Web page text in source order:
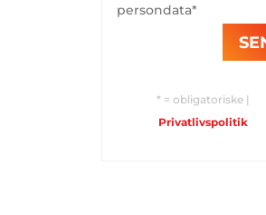
persondata*
* = obligatoriske |
Privatlivspolitik